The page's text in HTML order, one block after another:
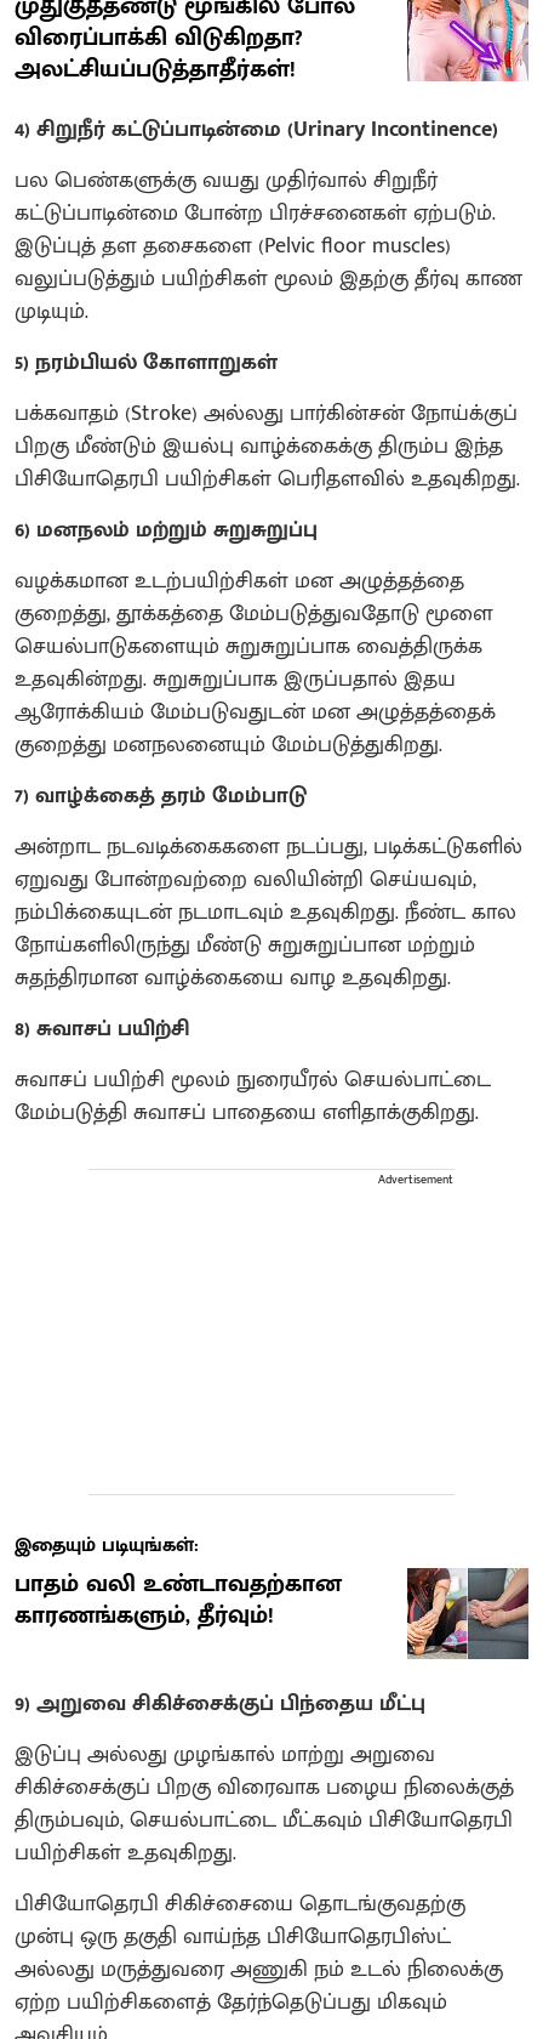
விரைப்பாக்கி விடுகிறதா?
அலட்சியப்படுத்தாதீர்கள்!
4) சிறுநீர் கட்டுப்பாடின்மை (Urinary Incontinence)
பல பெண்களுக்கு வயது முதிர்வால் சிறுநீர்
கட்டுப்பாடின்மை போன்ற பிரச்சனைகள் ஏற்படும்.
இடுப்புத் தள தசைகளை (Pelvic floor muscles)
வலுப்படுத்தும் பயிற்சிகள் மூலம் இதற்கு தீர்வு காண
முடியும்.
5) நரம்பியல் கோளாறுகள்
பக்கவாதம் (Stroke) அல்லது பார்கின்சன் நோய்க்குப்
பிறகு மீண்டும் இயல்பு வாழ்க்கைக்கு திரும்ப இந்த
பிசியோதெரபி பயிற்சிகள் பெரிதளவில் உதவுகிறது.
6) மனநலம் மற்றும் சுறுசுறுப்பு
வழக்கமான உடற்பயிற்சிகள் மன அழுத்தத்தை
குறைத்து, தூக்கத்தை மேம்படுத்துவதோடு மூளை
செயல்பாடுகளையும் சுறுசுறுப்பாக வைத்திருக்க
உதவுகின்றது. சுறுசுறுப்பாக இருப்பதால் இதய
ஆரோக்கியம் மேம்படுவதுடன் மன அழுத்தத்தைக்
குறைத்து மனநலனையும் மேம்படுத்துகிறது.
7) வாழ்க்கைத் தரம் மேம்பாடு
அன்றாட நடவடிக்கைகளை நடப்பது, படிக்கட்டுகளில்
ஏறுவது போன்றவற்றை வலியின்றி செய்யவும்,
நம்பிக்கையுடன் நடமாடவும் உதவுகிறது. நீண்ட கால
நோய்களிலிருந்து மீண்டு சுறுசுறுப்பான மற்றும்
சுதந்திரமான வாழ்க்கையை வாழ உதவுகிறது.
8) சுவாசப் பயிற்சி
சுவாசப் பயிற்சி மூலம் நுரையீரல் செயல்பாட்டை
மேம்படுத்தி சுவாசப் பாதையை எளிதாக்குகிறது.
Advertisement
இதையும் படியுங்கள்:
பாதம் வலி உண்டாவதற்கான
காரணங்களும், தீர்வும்!
9) அறுவை சிகிச்சைக்குப் பிந்தைய மீட்பு
இடுப்பு அல்லது முழங்கால் மாற்று அறுவை
சிகிச்சைக்குப் பிறகு விரைவாக பழைய நிலைக்குத்
திரும்பவும், செயல்பாட்டை மீட்கவும் பிசியோதெரபி
பயிற்சிகள் உதவுகிறது.
பிசியோதெரபி சிகிச்சையை தொடங்குவதற்கு
முன்பு ஒரு தகுதி வாய்ந்த பிசியோதெரபிஸ்ட்
அல்லது மருத்துவரை அணுகி நம் உடல் நிலைக்கு
ஏற்ற பயிற்சிகளைத் தேர்ந்தெடுப்பது மிகவும்